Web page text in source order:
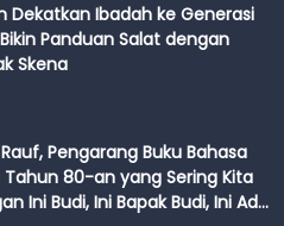
Dekatkan Ibadah ke Generasi
Panduan Salat dengan
Skena
Pengarang Buku Bahasa
Tahun 80-an yang Sering Kita
Ini Budi, Ini Bapak Budi, Ini Adik